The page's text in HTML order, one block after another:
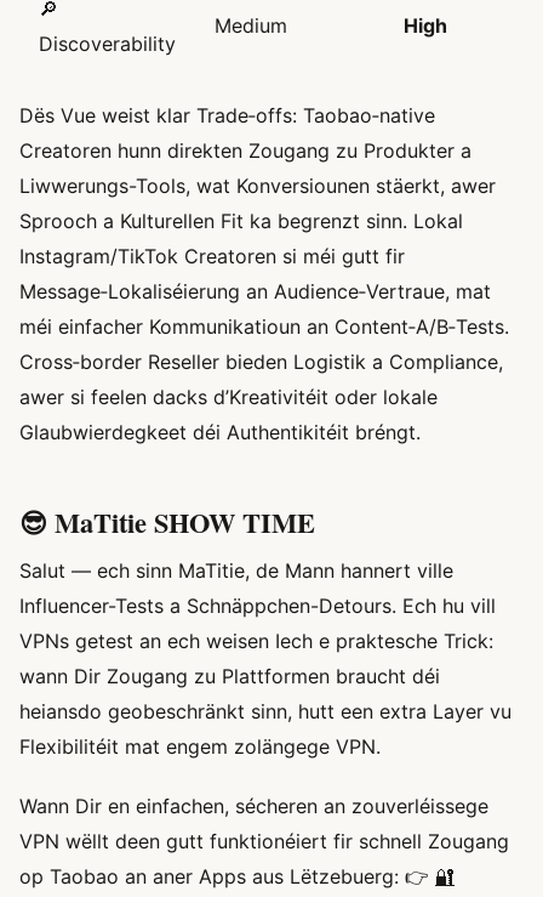
🔎
Discoverability
Medium High
Dës Vue weist klar Trade‑offs: Taobao‑native
Creatoren hunn direkten Zougang zu Produkter a
Liwwerungs-Tools, wat Konversiounen stäerkt, awer
Sprooch a Kulturellen Fit ka begrenzt sinn. Lokal
Instagram/TikTok Creatoren si méi gutt fir
Message‑Lokaliséierung an Audience‑Vertraue, mat
méi einfacher Kommunikatioun an Content‑A/B‑Tests.
Cross‑border Reseller bieden Logistik a Compliance,
awer si feelen dacks d’Kreativitéit oder lokale
Glaubwierdegkeet déi Authentikitéit bréngt.
😎 MaTitie SHOW TIME
Salut — ech sinn MaTitie, de Mann hannert ville
Influencer-Tests a Schnäppchen-Detours. Ech hu vill
VPNs getest an ech weisen Iech e praktesche Trick:
wann Dir Zougang zu Plattformen braucht déi
heiansdo geobeschränkt sinn, hutt een extra Layer vu
Flexibilitéit mat engem zolängege VPN.
Wann Dir en einfachen, sécheren an zouverléissege
VPN wëllt deen gutt funktionéiert fir schnell Zougang
op Taobao an aner Apps aus Lëtzebuerg: 👉 🔐